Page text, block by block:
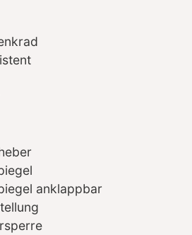
anklappbar